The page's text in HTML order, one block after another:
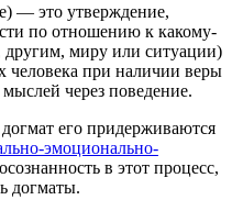
— это утверждение,
по отношению к какому-
другим, миру или ситуации)
человека при наличии веры
через поведение.
его придерживаются
эмоционально-
в этот процесс,
догматы.